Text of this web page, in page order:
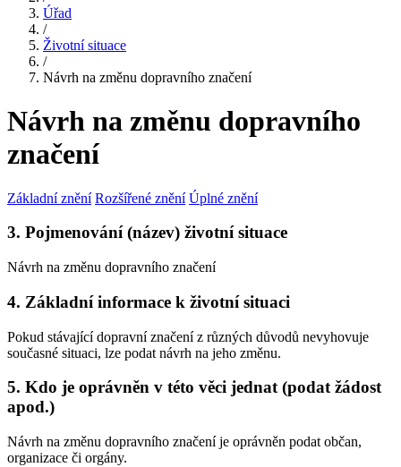
Úřad
/
Životní situace
/
Návrh na změnu dopravního značení
Návrh na změnu dopravního
značení
Základní znění Rozšířené znění Úplné znění
3. Pojmenování (název) životní situace
Návrh na změnu dopravního značení
4. Základní informace k životní situaci
Pokud stávající dopravní značení z různých důvodů nevyhovuje
současné situaci, lze podat návrh na jeho změnu.
5. Kdo je oprávněn v této věci jednat (podat žádost
apod.)
Návrh na změnu dopravního značení je oprávněn podat občan,
organizace či orgány.